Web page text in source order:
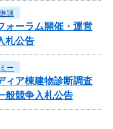
課
ォーラム開催・運営
札公告
ー
ィア棟建物診断調査
般競争入札公告